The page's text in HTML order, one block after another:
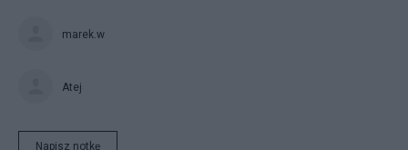
marek.w
Atej
Napisz notkę